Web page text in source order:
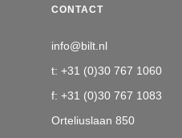
CONTACT
info@bilt.nl
t: +31 (0)30 767 1060
f: +31 (0)30 767 1083
Orteliuslaan 850